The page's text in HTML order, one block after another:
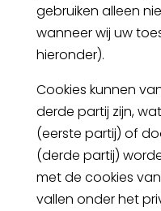
gebruiken alleen
wanneer wij uw
hieronder).
Cookies kunnen
derde partij zijn,
(eerste partij) of
(derde partij)
met de cookies
vallen onder het